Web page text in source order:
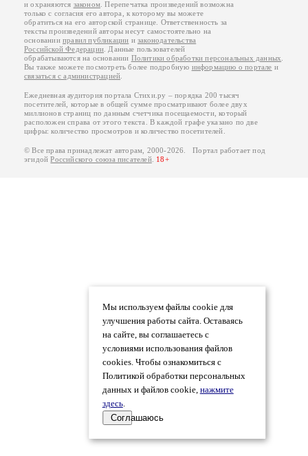
Мы используем файлы cookie для
улучшения работы сайта. Оставаясь
на сайте, вы соглашаетесь с
условиями использования файлов
cookies. Чтобы ознакомиться с
Политикой обработки персональных
данных и файлов cookie, нажмите
здесь.
Соглашаюсь
и охраняются законом . Перепечатка произведений возможна
только с согласия его автора, к которому вы можете
обратиться на его авторской странице. Ответственность за
тексты произведений авторы несут самостоятельно на
основанииправил публикации изаконодательства
Российской Федерации . Данные пользователей
обрабатываются на основании Политики обработки персональных данных
Вы также можете посмотреть более подробную информацию о портале и
связаться с администрацией
Ежедневная аудитория портала Стихи.ру – порядка 200 тысяч
посетителей, которые в общей сумме просматривают более двух
миллионов страниц по данным счетчика посещаемости, который
расположен справа от этого текста. В каждой графе указано по две
цифры: количество просмотров и количество посетителей.
© Все права принадлежат авторам, 2000-2026. Портал работает под
эгидойРоссийского союза писателей. 18+